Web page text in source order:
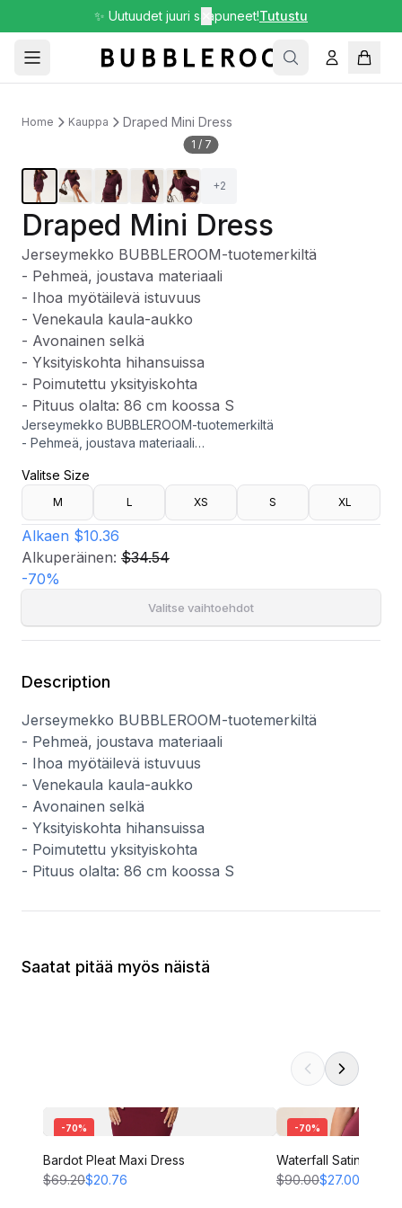
✨ Uutuudet juuri saapuneet!Tutustu
Home Kauppa Draped Mini Dress
1 / 7
+2
Draped Mini Dress
Jerseymekko BUBBLEROOM-tuotemerkiltä
- Pehmeä, joustava materiaali
- Ihoa myötäilevä istuvuus
- Venekaula kaula-aukko
- Avonainen selkä
- Yksityiskohta hihansuissa
- Poimutettu yksityiskohta
- Pituus olalta: 86 cm koossa S
Jerseymekko BUBBLEROOM-tuotemerkiltä
- Pehmeä, joustava materiaali
- Venekaula kaula-aukko
- Avonainen selkä
- Yksityiskohta hihansuissa
- Poimutettu yksityiskohta
- Pituus olalta: 86 cm koossa S
Valitse Size
M L XS S XL
Alkaen $10.36
Alkuperäinen: $34.54
-70%
Valitse vaihtoehdot
Description
Jerseymekko BUBBLEROOM-tuotemerkiltä
- Pehmeä, joustava materiaali
- Ihoa myötäilevä istuvuus
- Venekaula kaula-aukko
- Avonainen selkä
- Yksityiskohta hihansuissa
- Poimutettu yksityiskohta
- Pituus olalta: 86 cm koossa S
Saatat pitää myös näistä
-70%
Bardot Pleat Maxi Dress
$69.20$20.76
-70%
Waterfall Satin Gown
$90.00$27.00